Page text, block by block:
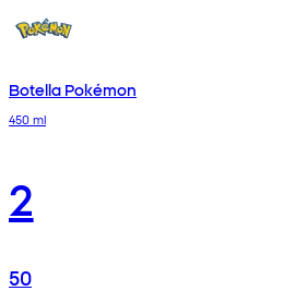
Botella Pokémon
450 ml
2
50